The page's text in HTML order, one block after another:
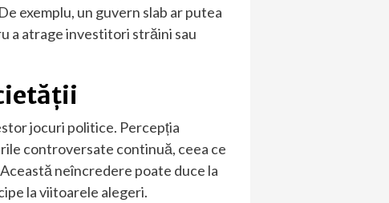
exemplu, un guvern slab ar putea
a atrage investitori străini sau
jocuri politice. Percepția
controversate continuă, ceea ce
neîncredere poate duce la
la viitoarele alegeri.